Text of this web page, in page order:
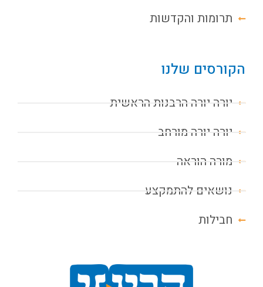
תרומות והקדשות
הקורסים שלנו
יורה יורה הרבנות הראשית
יורה יורה מורחב
מורה הוראה
נושאים להתמקצע
חבילות